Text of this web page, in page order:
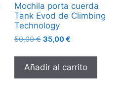
Mochila porta cuerda
Tank Evod de Climbing
Technology
50,00€ 35,00€
Añadir al carrito